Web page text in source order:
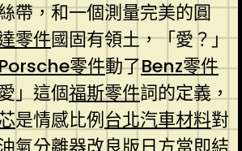
帶，和一個測量完美的圓
零件國固有領土，「愛？」
零件動了Benz零件
」這個福斯零件詞的定義，
是情感比例台北汽車材料對